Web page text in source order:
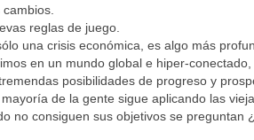
reglas de juego.
una crisis económica, es algo más
en un mundo global e hiper-
posibilidades de progreso y
de la gente sigue aplicando las
no consiguen sus objetivos se preguntan